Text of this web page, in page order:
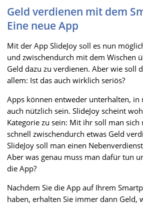
Geld verdienen mit dem
Eine neue App
Mit der App SlideJoy soll es nun
und zwischendurch mit dem Wischen
Geld dazu zu verdienen. Aber wie soll
allem: Ist das auch wirklich seriös?
Apps können entweder unterhalten, in
auch nützlich sein. SlideJoy scheint
Kategorie zu sein: Mit ihr soll man
schnell zwischendurch etwas Geld
SlideJoy soll man einen
Aber was genau muss man dafür tun
die App?
Nachdem Sie die App auf Ihrem
haben, erhalten Sie immer dann Geld,